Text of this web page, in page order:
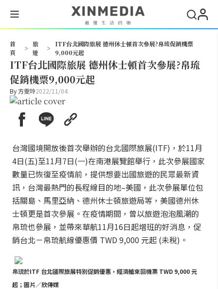
首
頁
>
旅
遊
>
ITF台北國際旅展 德州休士頓首次參展?帛琉促銷機票
9,000元起
ITF台北國際旅展 德州休士頓首次參展?帛琉
促銷機票9,000元起
By方雯玲2022/11/04
台灣國境開放後首次舉辦的台北國際旅展(ITF)，於11月
4日(五)至11月7日(一)在南港展覽館舉行，此次參展國家
數量已恢復至疫情前，提供想要出國旅遊的民眾最新資
訊，台灣最熱門的長程線目的地–美國，此次參展單位包
括關島、馬里亞納、德州休士頓旅遊局等，美國德州休
士頓更是首次參展。在疫情期間，曾以旅遊泡泡風潮的
帛琉也參展，並帶來華航11月16日起增班的好消息，促
銷台北－帛琉航線優惠價 TWD 9,000 元起 (未稅)。
帛琉於ITF 台北國際旅展特別促銷優惠，經濟艙來回機票 TWD 9,000 元
起；圖片／欣傳媒